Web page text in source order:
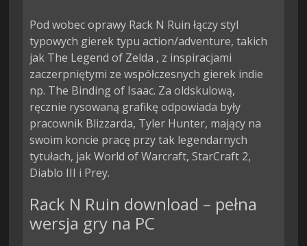
Pod wobec oprawy Rack N Ruin łączy styl
typowych gierek typu action/adventure, takich
jak The Legend of Zelda , z inspiracjami
zaczerpniętymi ze współczesnych gierek indie
np. The Binding of Isaac. Za oldskulową,
ręcznie rysowaną grafikę odpowiada były
pracownik Blizzarda, Tyler Hunter, mający na
swoim koncie pracę przy tak legendarnych
tytułach, jak World of Warcraft, StarCraft 2,
Diablo III i Prey.
Rack N Ruin download – pełna
wersja gry na PC